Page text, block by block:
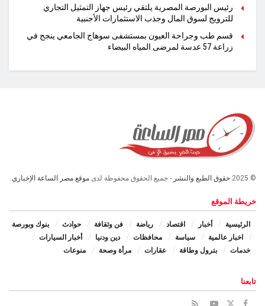
رئيس البورصة المصرية يلتقي رئيس جهاز التمثيل التجاري
للترويج لسوق المال وجذب الاستثمارات الأجنبية
قسم طب وجراحة العيون بمستشفى سوهاج الجامعي ينجح في
زراعة 57 عدسة لمرضى المياه البيضاء
© 2025 حقوق الطبع والنشر - جميع الحقوق محفوظة لدى موقع مصر الساعة الإخباري.
خريطة الموقع
الرئيسية أخبار اقتصاد رياضة فن وثقافة حوادث
بنوك وبورصة
اخبار عالمية
سياسة محافظات دين ودنيا
أخبار السيارات
خدمات
بترول وطاقة عقارات مرأة وصحة منوعات
تابعنا